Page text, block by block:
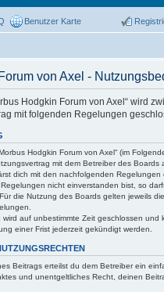
Benutzer Karte
von Axel -
Hodgkin Forum von Axel“ wird
mit folgenden Regelungen
Hodgkin Forum von Axel“ (im
mit dem Betreiber des Boards
dich mit den nachfolgenden Regelungen
nicht einverstanden bist, so
die Nutzung des Boards gelten jeweils
wird auf unbestimmte Zeit geschlossen und
einer Frist jederzeit gekündigt werden.
Beitrags erteilst du dem Betreiber ein
und unentgeltliches Recht, deinen